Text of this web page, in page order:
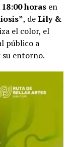
horasen
, deLily &
el color, el
público a
entorno.